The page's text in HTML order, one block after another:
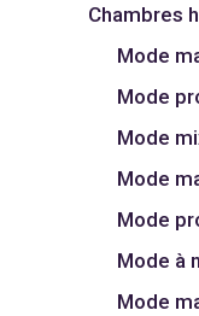
Chambres
Mode
Mode
Mode
Mode
Mode
Mode à
Mode